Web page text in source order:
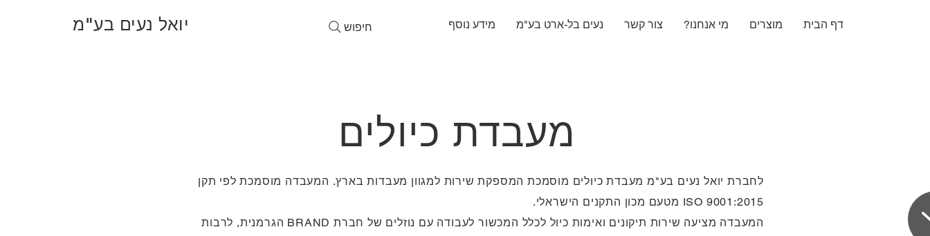
חיפוש יואל נעים בע"מ דף הבית מוצרים מי אנחנו? צור קשר נעים בל-ארט בע"מ מידע נוסף
מעבדת כיולים
לחברת יואל נעים בע"מ מעבדת כיולים מוסמכת המספקת שירות למגוון מעבדות בארץ. המעבדה מוסמכת לפי תקן
ISO 9001:2015 מטעם מכון התקנים הישראלי.
המעבדה מציעה שירות תיקונים ואימות כיול לכלל המכשור לעבודה עם נוזלים של חברת BRAND הגרמנית, לרבות